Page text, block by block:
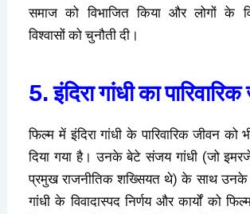
समाज को विभाजित किया और लोगों के
विश्वासों को चुनौती दी।
5. इंदिरा गांधी का
फिल्म में इंदिरा गांधी के पारिवारिक जीवन को
दिया गया है। उनके बेटे संजय गांधी (जो
प्रमुख राजनीतिक शख्सियत थे) के साथ
गांधी के विवादास्पद निर्णय और कार्यों को